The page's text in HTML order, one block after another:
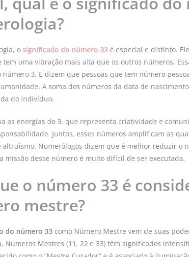
o significado do número 33 é especial e distinto.
tem uma vibração mais alta que os outros números.
número 3. E dizem que pessoas que tem número
A soma dos números da data de
do indivíduo.
as energias do 3, que representa criatividade e
Juntos, esses números amplificam as
altruísmo. Numerólogos dizem que é melhor reduzir o
missão desse número é muito difícil de ser executada.
o número 33 é
mestre?
do número 33 como Número Mestre vem de suas
Números Mestres (11, 22 e 33) têm significados